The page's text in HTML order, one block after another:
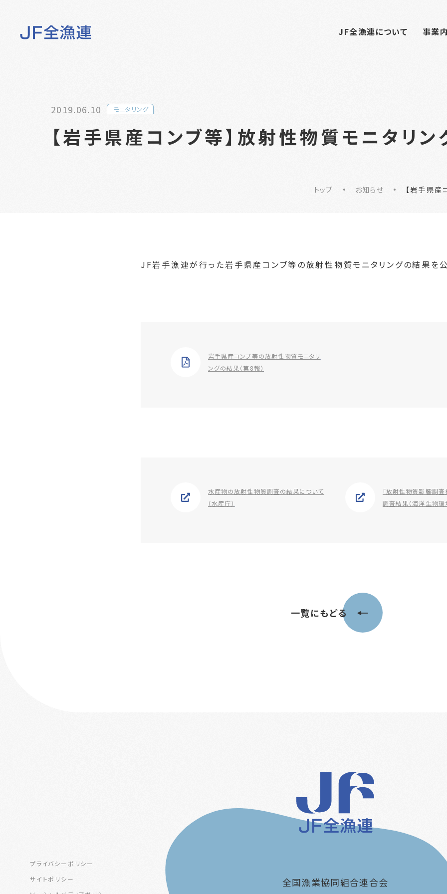
JF全漁連について 事業
2019.06.10 モニタリング
【岩手県産コンブ等】放射性物質モニタリ
トップ お知らせ 【岩手県産
JF岩手漁連が行った岩手県産コンブ等の放射性物質モニタリングの結果を公
岩手県産コンブ等の放射性物質モニタリ
ングの結果（第8報）
水産物の放射性物質調査の結果について
（水産庁）
「放射性物質影響調査
調査結果（海洋生物環
一覧にもどる
プライバシーポリシー
サイトポリシー
全国漁業協同組合連合会